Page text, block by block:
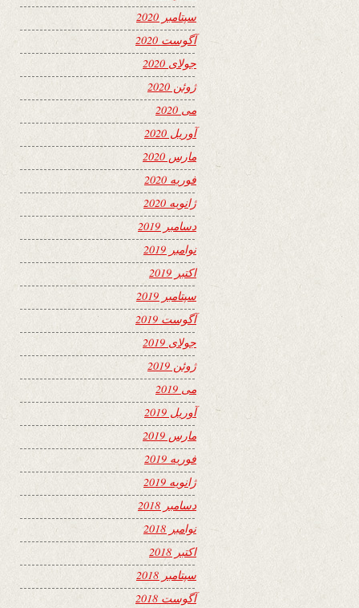
سپتامبر 2020
آگوست 2020
جولای 2020
ژوئن 2020
می 2020
آوریل 2020
مارس 2020
فوریه 2020
ژانویه 2020
دسامبر 2019
نوامبر 2019
اکتبر 2019
سپتامبر 2019
آگوست 2019
جولای 2019
ژوئن 2019
می 2019
آوریل 2019
مارس 2019
فوریه 2019
ژانویه 2019
دسامبر 2018
نوامبر 2018
اکتبر 2018
سپتامبر 2018
آگوست 2018